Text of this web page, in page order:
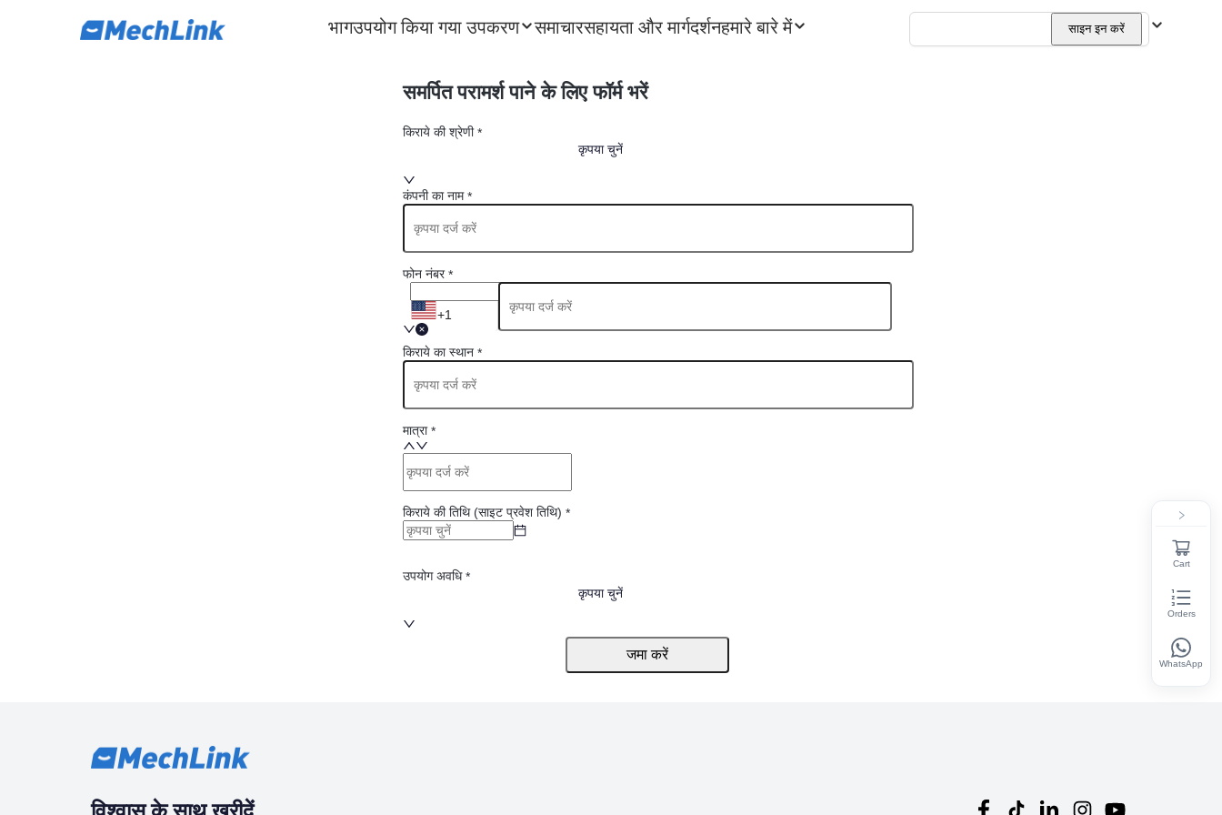
भागउपयोग किया गया उपकरण समाचारसहायता और मार्गदर्शनहमारे बारे में हिन्दी
साइन इन करें
समर्पित परामर्श पाने के लिए फॉर्म भरें
किराये की श्रेणी *
कृपया चुनें
कंपनी का नाम *
फोन नंबर *
+1
किराये का स्थान *
मात्रा *
किराये की तिथि (साइट प्रवेश तिथि) *
उपयोग अवधि *
कृपया चुनें
जमा करें
Cart
Orders
WhatsApp